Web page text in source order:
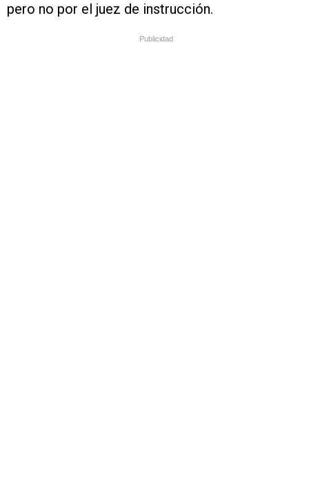
pero no por el juez de instrucción.
Publicidad